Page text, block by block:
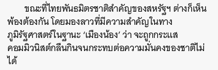
ขณะที่ไทยพันธมิตรชาติสำคัญของสหรัฐฯ ต่างก็เห็น
พ้องต้องกัน โดยมองลาวที่มีความสำคัญในทาง
ภูมิรัฐศาสตร์ในฐานะ ‘เมืองน้อง’ ว่า จะถูกกระแส
คอมมิวนิสต์กลืนกินจนกระทบต่อความมั่นคงของชาติไม่
ได้